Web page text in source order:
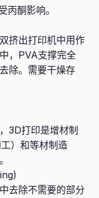
酮影响。
挤出打印机中用作
，PVA支撑完全
除。需要干燥存
3D打印是增材制
）和等材制造
去除不需要的部分